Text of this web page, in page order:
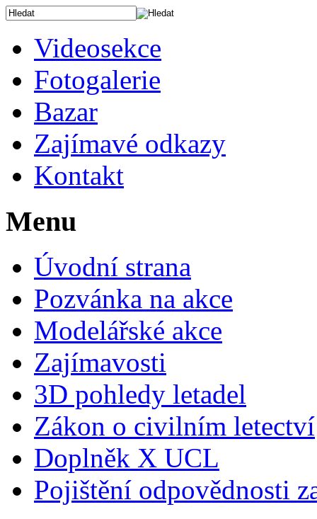
Videosekce
Fotogalerie
Bazar
Zajímavé odkazy
Kontakt
Menu
Úvodní strana
Pozvánka na akce
Modelářské akce
Zajímavosti
3D pohledy letadel
Zákon o civilním letectví
Doplněk X UCL
Pojištění odpovědnosti